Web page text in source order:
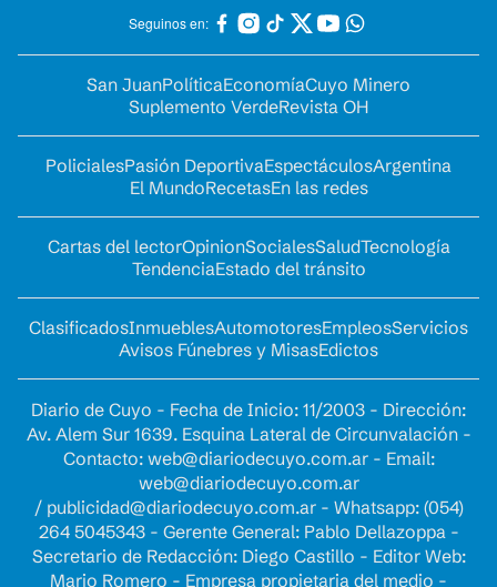
Seguinos en:
San JuanPolíticaEconomíaCuyo Minero
Suplemento VerdeRevista OH
PolicialesPasión DeportivaEspectáculosArgentina
El MundoRecetasEn las redes
Cartas del lectorOpinionSocialesSaludTecnología
TendenciaEstado del tránsito
ClasificadosInmueblesAutomotoresEmpleosServicios
Avisos Fúnebres y MisasEdictos
Diario de Cuyo - Fecha de Inicio: 11/2003 - Dirección:
Av. Alem Sur 1639. Esquina Lateral de Circunvalación -
Contacto: web@diariodecuyo.com.ar- Email:
web@diariodecuyo.com.ar
/ publicidad@diariodecuyo.com.ar- Whatsapp: (054)
264 5045343 - Gerente General: Pablo Dellazoppa -
Secretario de Redacción: Diego Castillo - Editor Web:
Mario Romero - Empresa propietaria del medio -